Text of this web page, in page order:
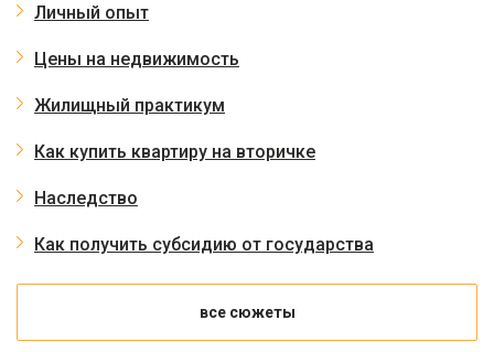
Личный опыт
Цены на недвижимость
Жилищный практикум
Как купить квартиру на вторичке
Наследство
Как получить субсидию от государства
все сюжеты